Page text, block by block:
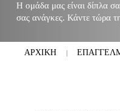
Η ομάδα μας είναι δίπλα
σας ανάγκες. Κάντε τώρα
ΑΡΧΙΚΉ